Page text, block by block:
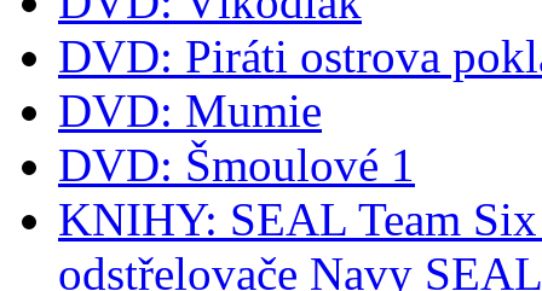
DVD: Piráti ostrova
DVD: Mumie
DVD: Šmoulové 1
KNIHY: SEAL Team
odstřelovače Navy SEAL